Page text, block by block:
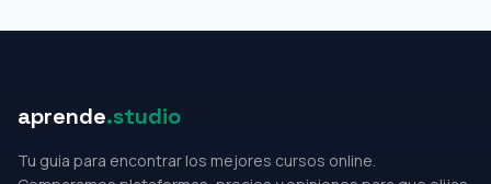
aprende.studio
Tu guia para encontrar los mejores cursos online.